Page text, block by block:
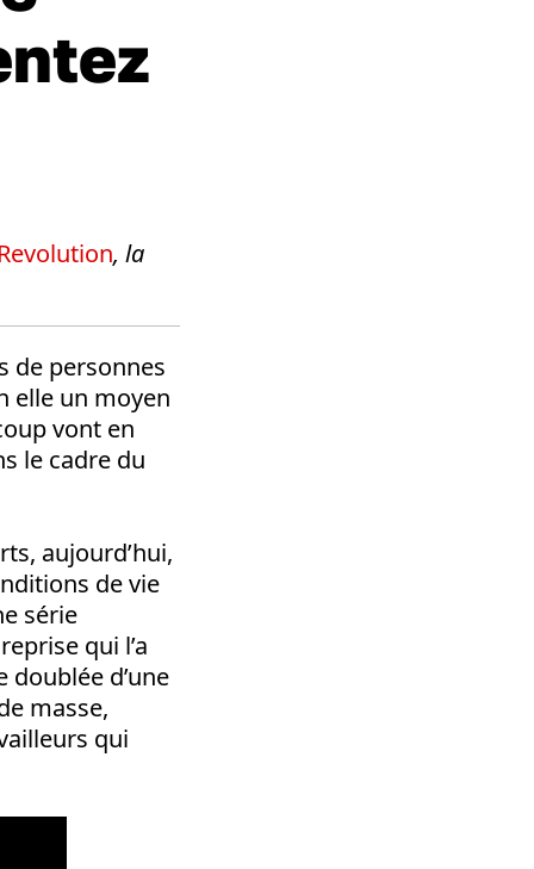
, la
de personnes
elle un moyen
vont en
le cadre du
aujourd’hui,
de vie
série
qui l’a
doublée d’une
masse,
qui